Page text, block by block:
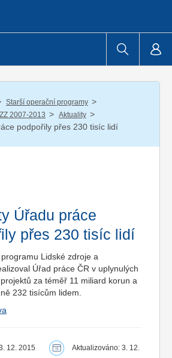
Starší operační programy /
2007-2013 / Aktuality /
podpořily přes 230 tisíc lidí
Úřadu práce
přes 230 tisíc lidí
Lidské zdroje a
Úřad práce ČR v uplynulých
za téměř 11 miliard korun a
232 tisícům lidem.
12. 2015
Aktualizováno: 3. 12.